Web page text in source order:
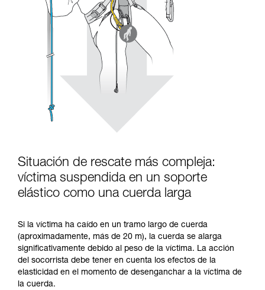
Situación de rescate más compleja:
víctima suspendida en un soporte
elástico como una cuerda larga
Si la víctima ha caído en un tramo largo de cuerda
(aproximadamente, más de 20 m), la cuerda se alarga
significativamente debido al peso de la víctima. La acción
del socorrista debe tener en cuenta los efectos de la
elasticidad en el momento de desenganchar a la víctima de
la cuerda.